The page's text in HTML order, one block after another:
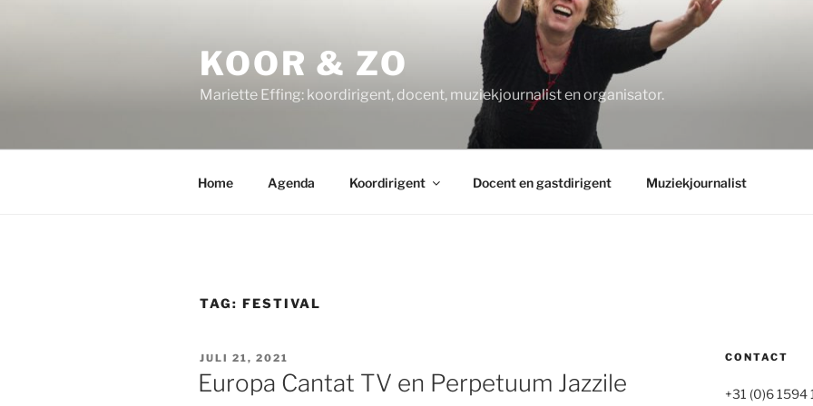
KOOR & ZO
Mariette Effing: koordirigent, docent, muziekjournalist en organisator.
Home Agenda Koordirigent Docent en gastdirigent Muziekjournalist
TAG: FESTIVAL
GEPLAATST
OP
JULI 21, 2021
Europa Cantat TV en Perpetuum Jazzile
CONTACT
+31 (0)6 1594